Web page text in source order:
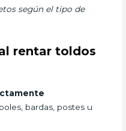
según el tipo de
rentar toldos
bardas, postes u